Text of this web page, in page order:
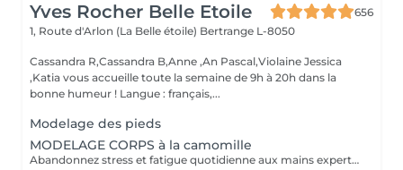
Yves Rocher Belle Etoile
656
1, Route d'Arlon (La Belle étoile) Bertrange L-8050
Cassandra R,Cassandra B,Anne ,An Pascal,Violaine Jessica
,Katia vous accueille toute la semaine de 9h à 20h dans la
bonne humeur ! Langue : français,...
Modelage des pieds
MODELAGE CORPS à la camomille
Abandonnez stress et fatigue quotidienne aux mains expertes de notre estheticienne. Sa gestuelle manuelle libere instantanement chacun de vos points de tension depuis les pieds jusqu à la nuque Le doux parfum fleuri de la camomille enveloppe votre corps et apaise vos sens et votre esprit. lacher prise dans un incroyable moment de detente . Vous etes apaisée et detendue.